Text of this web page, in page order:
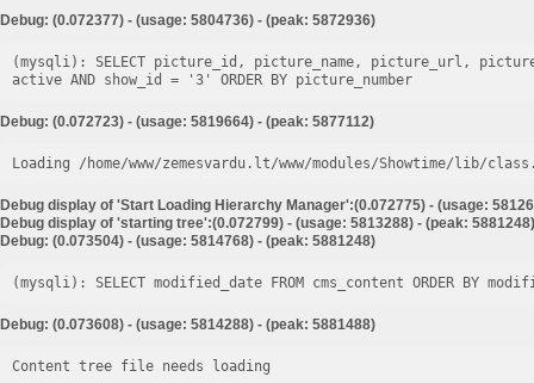
Debug: (0.072377) - (usage: 5804736) - (peak: 5872936)
(mysqli): SELECT picture_id, picture_name, picture_url,
Debug: (0.072723) - (usage: 5819664) - (peak: 5877112)
Loading /home/www/zemesvardu.lt/www/modules/Showtime/lib/
Debug display of 'Start Loading Hierarchy Manager':(0.072775) - (usage:
Debug display of 'starting tree':(0.072799) - (usage: 5813288) - (peak: 5881248)
Debug: (0.073504) - (usage: 5814768) - (peak: 5881248)
Debug: (0.073608) - (usage: 5814288) - (peak: 5881488)
Content tree file needs loading